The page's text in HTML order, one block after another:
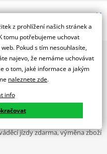
s ventilem 34G - rovný
o rozměru 3,50; 4,10;
oblečení, doplňky i náhradní
i prodeji moto vybavení
jízdy zdarma, výměna zboží
z prohlížení našich stránek a
tomu potřebujeme uchovat
Pokud s tím nesouhlasíte,
najevo, že nemáme uchovávat
o tom, jaké informace a jakým
naleznete zde.
info